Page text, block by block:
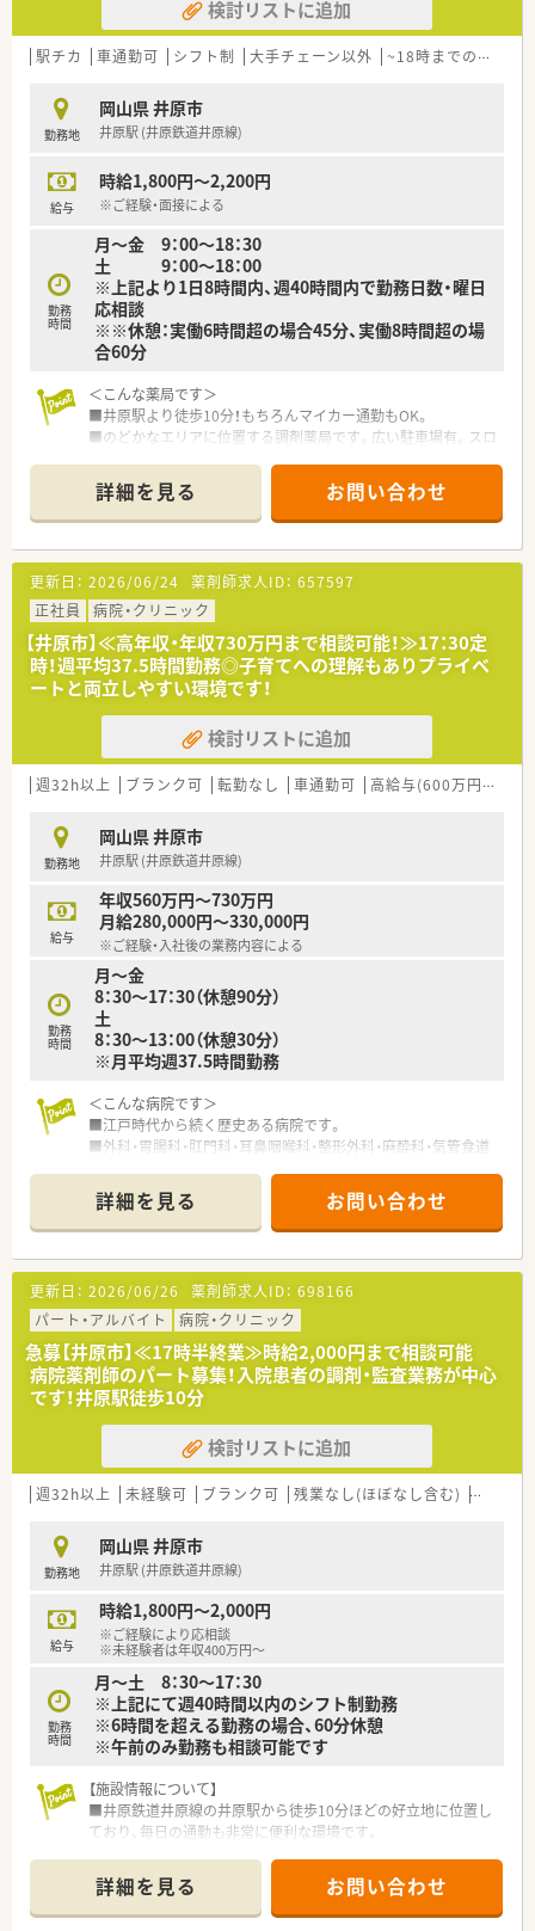
【想定される業務内容】
■処方箋に基づく調剤業務や服薬指導、薬歴管理などの基本的な
■施設在宅業務にも対応しており、地域医療の一環として患者様
の生活を支える役割を担います。
■管理薬剤師として店舗のマネジメントやスタッフの指導、医薬
【法人特徴について】
一員であり、安定した経営基盤があります。
■経営層が現役の薬剤師であるため現場の意見を吸い上げやす
く、風通しの良い社風が魅力です。
■地域に密着した薬局運営を行っており、周辺の医療機関とも密
に連携し信頼関係を築いています。
検討リストに追加
駅チカ 車通勤可 シフト制 大手チェーン以外 ~18時までの職場
勤務地
岡山県 井原市
井原駅 (井原鉄道井原線)
給与
時給1,800円～2,200円
※ご経験・面接による
勤務
時間
月～金 9：00～18：30
土 9：00～18：00
※上記より1日8時間内、週40時間内で勤務日数・曜日
応相談
※※休憩：実働6時間超の場合45分、実働8時間超の場
合60分
＜こんな薬局です＞
■井原駅より徒歩10分！もちろんマイカー通勤もOK。
■のどかなエリアに位置する調剤薬局です。広い駐車場有。スロ
ます。
■内科等応需している他、施設在宅にも取り組んでいます。
＜業務内容＞
■処方箋による調剤業務、服薬指導、薬剤情報の提供など
■内科、透析応需。応需処方箋枚数50枚/日、薬剤師常時2名体制
です。
＜研修制度＞
■現場の先輩薬剤師より指導を受けて頂きます。
＜法人特徴＞
■岡山県や福岡県で展開する法人のグループ会社となります。
■地域に密着した運営をしており、地域住民から愛されてる薬局
です。
極的に取り組んでいます。
＜こんな方にもオススメ＞
■地域に密着した薬局で働きたい方
■年収アップ・キャリアアップを目指したい方
詳細を見る お問い合わせ
更新日： 2026/06/24 薬剤師求人ID： 657597
正社員
病院・クリニック
【井原市】≪高年収・年収730万円まで相談可能！≫17：30定
時！週平均37.5時間勤務◎子育てへの理解もありプライベ
ートと両立しやすい環境です！
検討リストに追加
週32h以上 ブランク可 転勤なし 車通勤可 高給与(600万円以上)
勤務地
岡山県 井原市
井原駅 (井原鉄道井原線)
給与
年収560万円～730万円
月給280,000円～330,000円
※ご経験・入社後の業務内容による
勤務
時間
月～金
8：30～17：30（休憩90分）
土
8：30～13：00（休憩30分）
※月平均週37.5時間勤務
＜こんな病院です＞
■江戸時代から続く歴史ある病院です。
■外科・胃腸科・肛門科・耳鼻咽喉科・整形外科・麻酔科・気管食道
■育児にも理解ある職場環境で、子育てをしながら活躍されてい
る医療従事者の方が多く在籍しています。
■18時閉院ですが薬剤師の方のシフトは17時半までとなりま
す。
＜業務内容＞
■調剤業務、服薬指導、薬剤情報の提供、秒等業務など
■薬剤師人数1.5名体制、1人薬剤師の日もありますが、非常勤も
いらっしゃいますのでお休みも取れる環境です。
＜研修制度＞
■現場の先輩薬剤師より指導を受けて頂きます。病院経験のな
い方やブランクのある方もご相談ください。
＜こんな方にもオススメ＞
■余裕を持った働き方を希望されている方
■病院業務に興味のある方
詳細を見る お問い合わせ
更新日： 2026/06/26 薬剤師求人ID： 698166
パート・アルバイト
病院・クリニック
急募【井原市】≪17時半終業≫時給2,000円まで相談可能
病院薬剤師のパート募集！入院患者の調剤・監査業務が中心
です！井原駅徒歩10分
検討リストに追加
週32h以上 未経験可 ブランク可 残業なし(ほぼなし含む) 車通勤
勤務地
岡山県 井原市
井原駅 (井原鉄道井原線)
給与
時給1,800円～2,000円
※ご経験により応相談
※未経験者は年収400万円～
勤務
時間
月～土 8：30～17：30
※上記にて週40時間以内のシフト制勤務
※6時間を超える勤務の場合、60分休憩
※午前のみ勤務も相談可能です
【施設情報について】
■井原鉄道井原線の井原駅から徒歩10分ほどの好立地に位置し
ており、毎日の通勤も非常に便利な環境です。
おり、地域医療の中核を担う環境で働けます。
■現在は薬剤師常勤1名と調剤助手1名の少人数体制で業務を行
っており、連携を取りながら業務を進めます。
詳細を見る お問い合わせ